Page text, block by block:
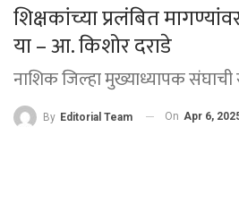
शिक्षकांच्या प्रलंबित
या – आ. किशोर दराडे
नाशिक जिल्हा मुख्याध्यापक
By Editorial Team On Apr 6,